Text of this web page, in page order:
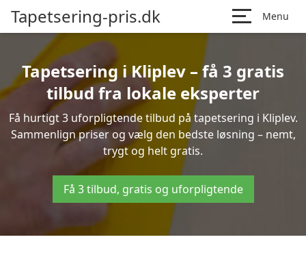
Tapetsering-pris.dk Menu
Tapetsering i Kliplev – få 3 gratis
tilbud fra lokale eksperter
Få hurtigt 3 uforpligtende tilbud på tapetsering i Kliplev.
Sammenlign priser og vælg den bedste løsning – nemt,
trygt og helt gratis.
Få 3 tilbud, gratis og uforpligtende